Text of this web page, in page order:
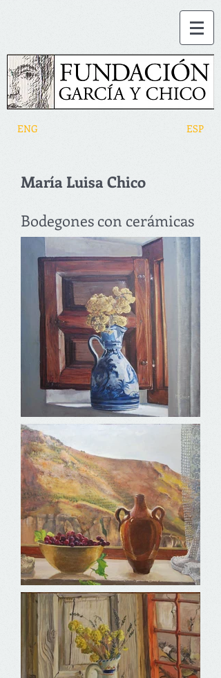
ENG ESP
María Luisa Chico
Bodegones con cerámicas